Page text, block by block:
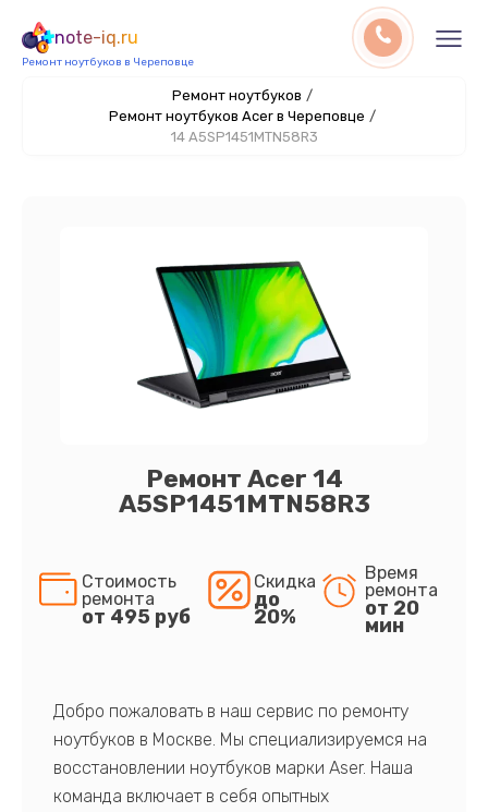
note-iq.ru
Ремонт ноутбуков в Череповце
Ремонт ноутбуков /
Ремонт ноутбуков Acer в Череповце /
14 A5SP1451MTN58R3
Ремонт Acer 14
A5SP1451MTN58R3
Стоимость
ремонта
от 495 руб
Скидка
до
20%
Время
ремонта
от 20
мин
Добро пожаловать в наш сервис по ремонту
ноутбуков в Москве. Мы специализируемся на
восстановлении ноутбуков марки Aser. Наша
команда включает в себя опытных